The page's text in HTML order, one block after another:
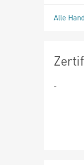
Alle
-